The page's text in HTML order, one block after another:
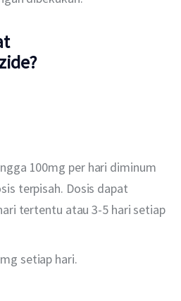
100mg per hari diminum
terpisah. Dosis dapat
tertentu atau 3-5 hari setiap
setiap hari.